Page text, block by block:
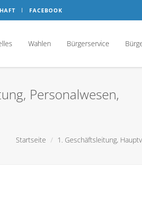
FACEBOOK
Wahlen Bürgerservice
Personalwesen,
Startseite 1. Geschäftsleitung,